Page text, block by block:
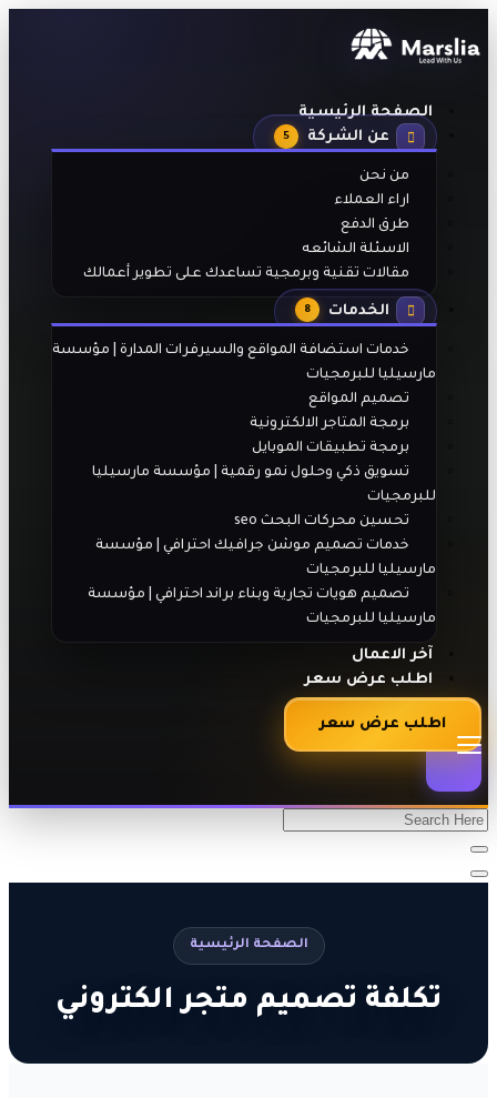
الصفحة الرئيسية
عن الشركة
5
من نحن
اراء العملاء
طرق الدفع
الاسئلة الشائعه
مقالات تقنية وبرمجية تساعدك على تطوير أعمالك
الخدمات 8
خدمات استضافة المواقع والسيرفرات المدارة | مؤسسة
مارسيليا للبرمجيات
تصميم المواقع
برمجة المتاجر الالكترونية
برمجة تطبيقات الموبايل
تسويق ذكي وحلول نمو رقمية | مؤسسة مارسيليا
للبرمجيات
تحسين محركات البحث seo
خدمات تصميم موشن جرافيك احترافي | مؤسسة
مارسيليا للبرمجيات
تصميم هويات تجارية وبناء براند احترافي | مؤسسة
مارسيليا للبرمجيات
آخر الاعمال
اطلب عرض سعر
اطلب عرض سعر
الصفحة الرئيسية
تكلفة تصميم متجر الكتروني